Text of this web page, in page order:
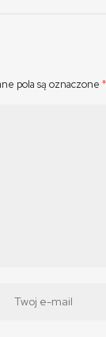
pola są oznaczone *